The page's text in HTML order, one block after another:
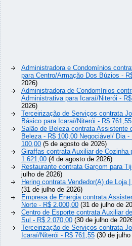
Administradora e Condomínios
para Centro/Armação Dos Búzios -
2026)
Administradora de Condomínios
Administrativa para Icaraí/Niterói -
2026)
Terceirização de Serviços contrata
Básico para Icaraí/Niterói - R$ 761,55
Salão de Beleza contrata Assistente
Beleza - R$ 100,00 Negociável/ Dia
100,00 (5 de agosto de 2026)
Giraffas contrata Auxiliar de Cozinha
1.621,00 (4 de agosto de 2026)
Restaurante contrata Garçom para
julho de 2026)
Hering contrata Vendedor(A) de Loja
(31 de julho de 2026)
Empresa de Energia contrata
Norte - R$ 2.000,00 (31 de julho de
Centro de Esporte contrata Auxiliar
Sul - R$ 2.070,00 (30 de julho de
Terceirização de Serviços contrata
Icaraí/Niterói - R$ 761,55 (30 de